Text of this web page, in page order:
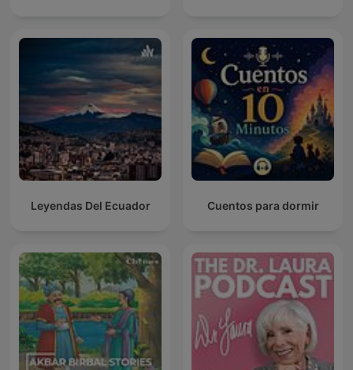
Leyendas Del Ecuador Cuentos para dormir